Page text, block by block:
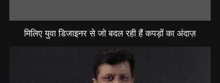
मिलिए युवा डिजाइनर से जो बदल रही हैं कपड़ों का अंदाज़